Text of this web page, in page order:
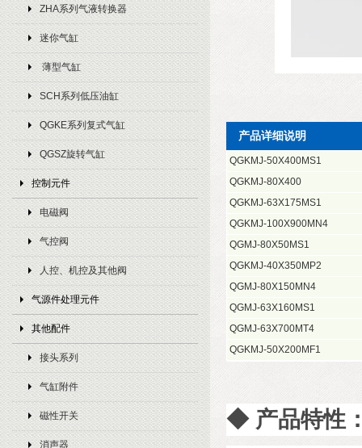
ZHA系列气液转换器
迷你气缸
薄型气缸
SCH系列低压油缸
QGKE系列复式气缸
QGSZ旋转气缸
控制元件
电磁阀
气控阀
人控、机控及其他阀
气源件处理元件
其他配件
接头系列
气缸附件
磁性开关
消声器
产品详细说明
QGKMJ-50X400MS1
QGKMJ-80X400
QGKMJ-63X175MS1
QGKMJ-100X900MN4
QGMJ-80X50MS1
QGKMJ-40X350MP2
QGMJ-80X150MN4
QGMJ-63X160MS1
QGMJ-63X700MT4
QGKMJ-50X200MF1
◆ 产品特性